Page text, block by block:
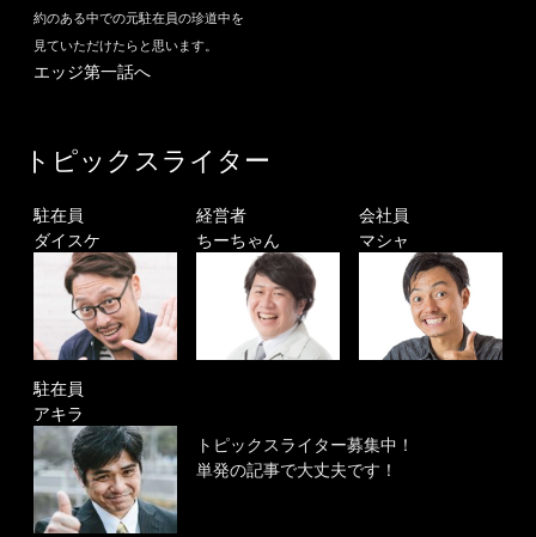
約のある中での元駐在員の珍道中を
見ていただけたらと思います。
エッジ第一話へ
トピックスライター
駐在員
ダイスケ
経営者
ちーちゃん
会社員
マシャ
駐在員
アキラ
トピックスライター募集中！
単発の記事で大丈夫です！